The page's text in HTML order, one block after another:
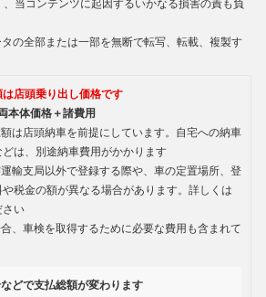
当コンテンツに起因するいかなる損害の責も負
の全部または一部を無断で転写、転載、複製す
店頭乗り出し価格です
本体価格＋諸費用
は店頭納車を前提にしています。自宅への納車
は、別途納車費用がかかります
輸支局以外で登録する際や、車の定置場所、登
税金の額が異なる場合があります。詳しくは
さい
、車検を取得するために必要な費用も含まれて
などで支払総額が変わります